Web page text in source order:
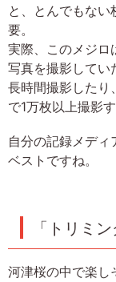
と、とんでもな
要。
実際、このメジ
写真を撮影してい
長時間撮影したり
で1万枚以上撮影
自分の記録メディ
ベストですね。
「トリミ
河津桜の中で楽し